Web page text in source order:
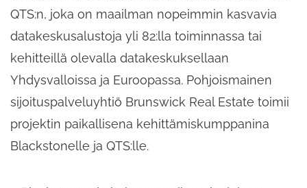
QTS:n, joka on maailman nopeimmin kasvavia
datakeskusalustoja yli 82:lla toiminnassa tai
kehitteillä olevalla datakeskuksellaan
Yhdysvalloissa ja Euroopassa. Pohjoismainen
sijoituspalveluyhtiö Brunswick Real Estate toimii
projektin paikallisena kehittämiskumppanina
Blackstonelle ja QTS:lle.